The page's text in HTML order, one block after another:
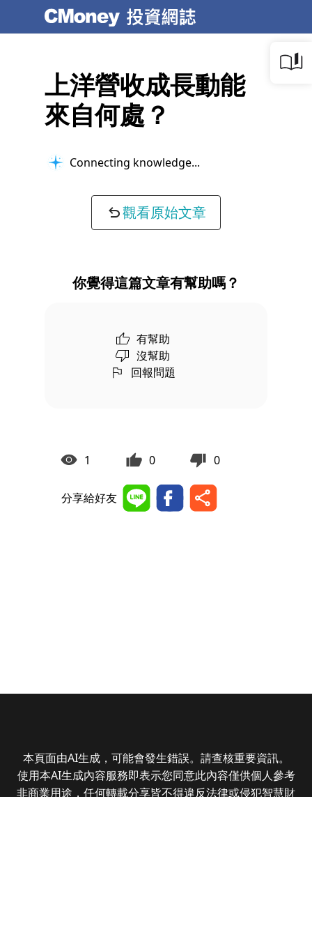
上洋營收成長動能
來自何處？
Connecting knowledge...
觀看原始文章
你覺得這篇文章有幫助嗎？
有幫助
沒幫助
回報問題
1 0 0
分享給好友
本頁面由AI生成，可能會發生錯誤。請查核重要資訊。
使用本AI生成內容服務即表示您同意此內容僅供個人參考
非商業用途，任何轉載分享皆不得違反法律或侵犯智慧財